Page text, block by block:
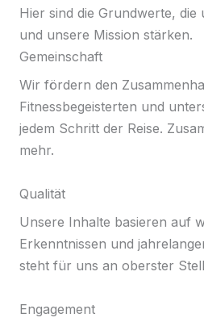
Hier sind die Grundwerte, die
und unsere Mission stärken.
Gemeinschaft
Wir fördern den
Fitnessbegeisterten und
jedem Schritt der Reise.
mehr.
Qualität
Unsere Inhalte basieren auf
Erkenntnissen und
steht für uns an oberster
Engagement